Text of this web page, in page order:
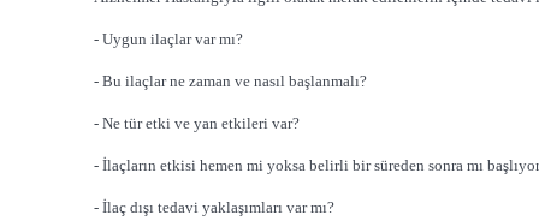
- Uygun ilaçlar var mı?
- Bu ilaçlar ne zaman ve nasıl başlanmalı?
- Ne tür etki ve yan etkileri var?
- İlaçların etkisi hemen mi yoksa belirli bir süreden sonra mı
- İlaç dışı tedavi yaklaşımları var mı?